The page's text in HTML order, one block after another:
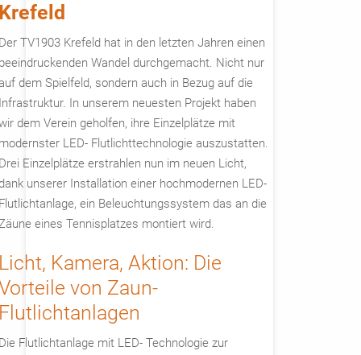
TV1903 Krefeld hat in den letzten Jahren einen
Wandel durchgemacht. Nicht nur
dem Spielfeld, sondern auch in Bezug auf die
In unserem neuesten Projekt haben
dem Verein geholfen, ihre Einzelplätze mit
LED- Flutlichttechnologie auszustatten.
Einzelplätze erstrahlen nun im neuen Licht,
unserer Installation einer hochmodernen LED-
ein Beleuchtungssystem das an die
eines Tennisplatzes montiert wird.
Kamera, Aktion: Die
von Zaun-
Flutlichtanlage mit LED- Technologie zur